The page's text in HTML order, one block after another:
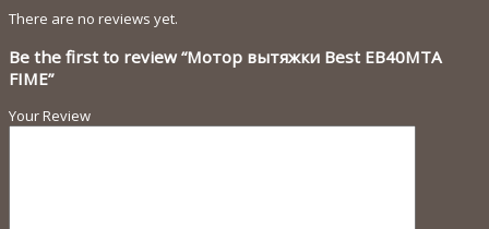
There are no reviews yet.
Be the first to review “Мотор вытяжки Best EB40MTA
FIME”
Your Review